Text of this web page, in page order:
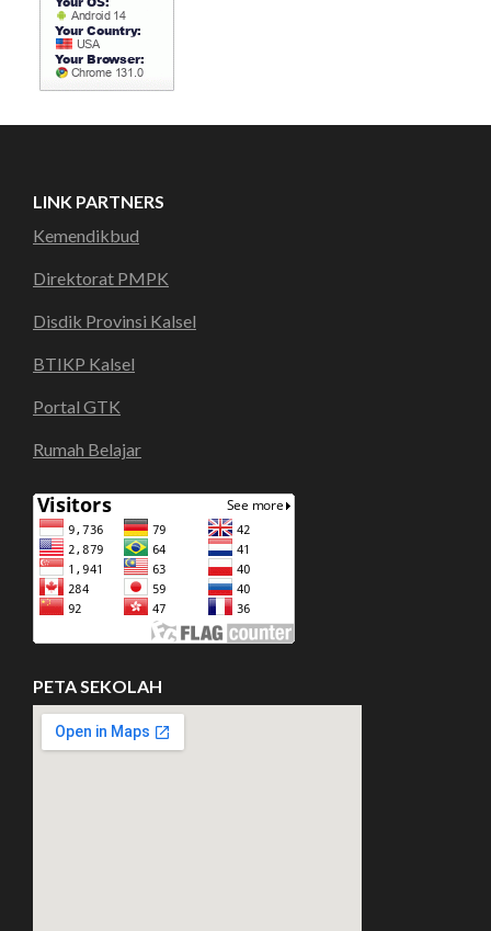
LINK PARTNERS
Kemendikbud
Direktorat PMPK
Disdik Provinsi Kalsel
BTIKP Kalsel
Portal GTK
Rumah Belajar
PETA SEKOLAH